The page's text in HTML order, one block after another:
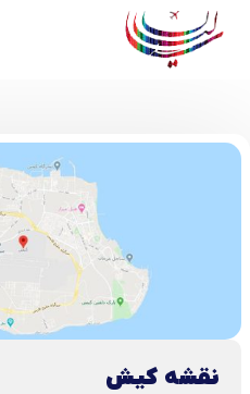
نقشه کیش